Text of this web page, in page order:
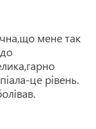
мене так
це рівень.